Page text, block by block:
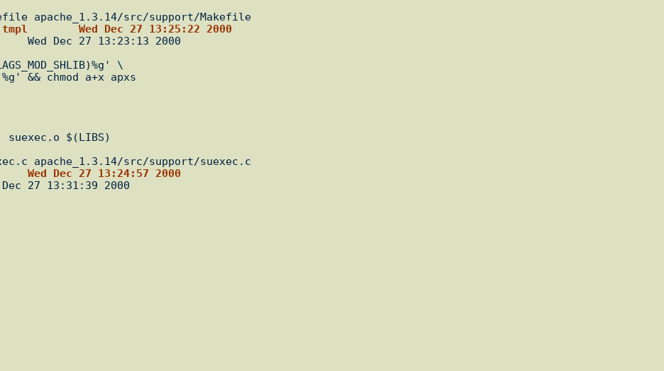
--- apache_1.3.14.orig/src/support/Makefile.tmpl	Wed Dec 27 13:25:22 2000
--- apache_1.3.14.orig/src/support/suexec.c	Wed Dec 27 13:24:57 2000